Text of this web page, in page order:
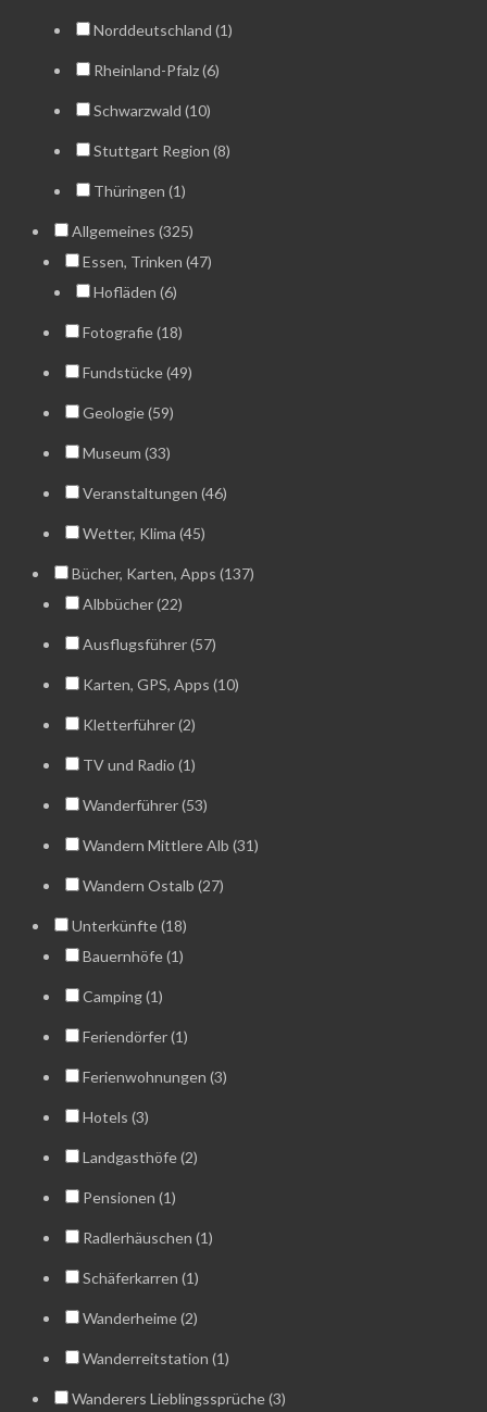
Norddeutschland (1)
Rheinland-Pfalz (6)
Schwarzwald (10)
Stuttgart Region (8)
Thüringen (1)
Allgemeines (325)
Essen, Trinken (47)
Hofläden (6)
Fotografie (18)
Fundstücke (49)
Geologie (59)
Museum (33)
Veranstaltungen (46)
Wetter, Klima (45)
Bücher, Karten, Apps (137)
Albbücher (22)
Ausflugsführer (57)
Karten, GPS, Apps (10)
Kletterführer (2)
TV und Radio (1)
Wanderführer (53)
Wandern Mittlere Alb (31)
Wandern Ostalb (27)
Unterkünfte (18)
Bauernhöfe (1)
Camping (1)
Feriendörfer (1)
Ferienwohnungen (3)
Hotels (3)
Landgasthöfe (2)
Pensionen (1)
Radlerhäuschen (1)
Schäferkarren (1)
Wanderheime (2)
Wanderreitstation (1)
Wanderers Lieblingssprüche (3)